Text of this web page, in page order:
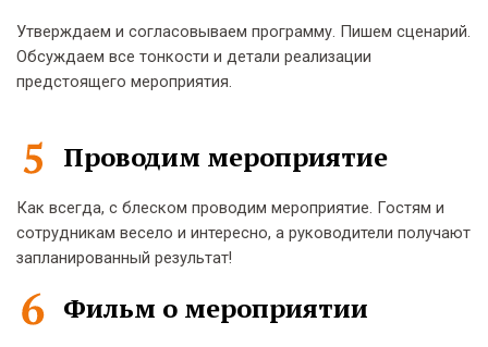
Утверждаем и согласовываем программу. Пишем сценарий.
Обсуждаем все тонкости и детали реализации
предстоящего мероприятия.
Проводим мероприятие
Как всегда, с блеском проводим мероприятие. Гостям и
сотрудникам весело и интересно, а руководители получают
запланированный результат!
Фильм о мероприятии